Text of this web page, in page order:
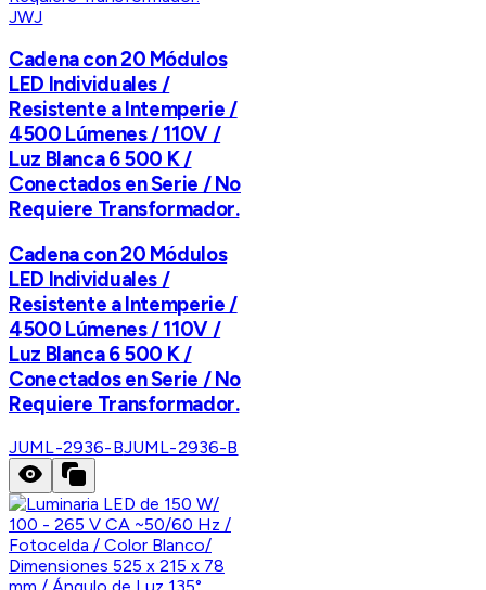
JWJ
Cadena con 20 Módulos
LED Individuales /
Resistente a Intemperie /
4500 Lúmenes / 110V /
Luz Blanca 6 500 K /
Conectados en Serie / No
Requiere Transformador.
Cadena con 20 Módulos
LED Individuales /
Resistente a Intemperie /
4500 Lúmenes / 110V /
Luz Blanca 6 500 K /
Conectados en Serie / No
Requiere Transformador.
JUML-2936-BJUML-2936-B